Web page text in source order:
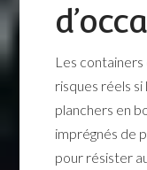
Les
risques réels si
planchers en
imprégnés de
pour résister